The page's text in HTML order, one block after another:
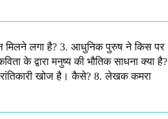
मिलने लगा है? 3. आधुनिक पुरुष ने किस पर
के द्वारा मनुष्य की भौतिक साधना क्या है?
खोज है। कैसे? 8. लेखक कमरा